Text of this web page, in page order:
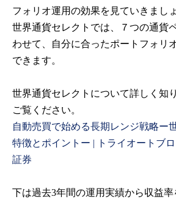
フォリオ運用の効果を見ていきましょ
世界通貨セレクトでは、７つの通貨
わせて、自分に合ったポートフォリ
できます。
世界通貨セレクトについて詳しく知
ご覧ください。
自動売買で始める長期レンジ戦略ー
特徴とポイントー | トライオートブ
証券
下は過去3年間の運用実績から収益